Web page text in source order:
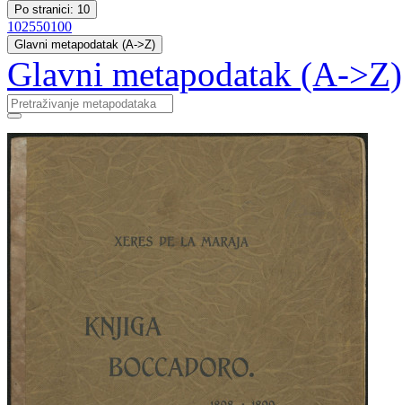
Po stranici: 10
102550100
Glavni metapodatak (A->Z)
Glavni metapodatak (A->Z)